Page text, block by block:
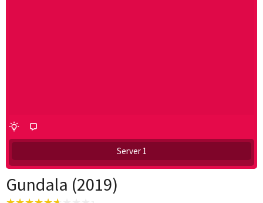
Server 1
Gundala (2019)